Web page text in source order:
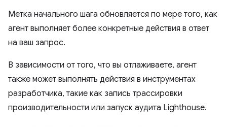
Метка начального шага обновляется по мере того, как
агент выполняет более конкретные действия в ответ
на ваш запрос.
В зависимости от того, что вы отлаживаете, агент
также может выполнять действия в инструментах
разработчика, такие как запись трассировки
производительности или запуск аудита Lighthouse.